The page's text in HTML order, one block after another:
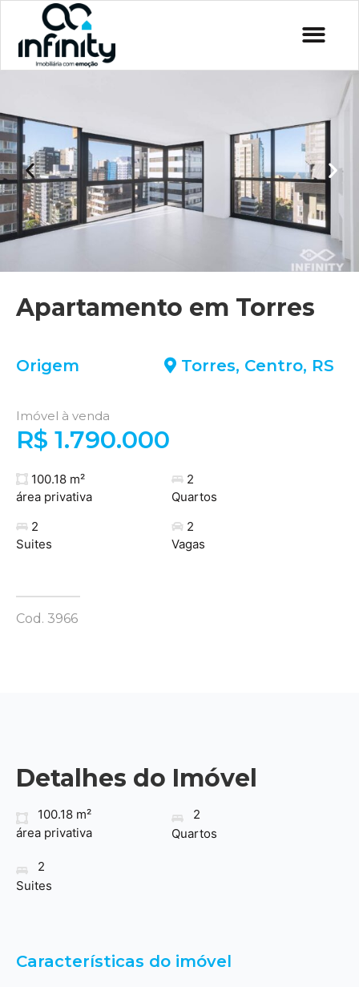
Apartamento em Torres
Origem Torres, Centro, RS
Imóvel à venda
R$ 1.790.000
100.18 m²
área privativa
2
Quartos
2
Suites
2
Vagas
Cod. 3966
Detalhes do Imóvel
100.18 m²
área privativa
2
Quartos
2
Suites
Características do imóvel